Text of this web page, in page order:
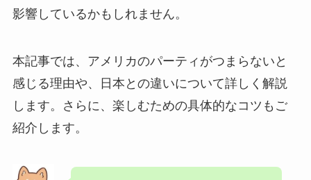
影響しているかもしれません。
本記事では、アメリカのパーティがつまらないと
感じる理由や、日本との違いについて詳しく解説
します。さらに、楽しむための具体的なコツもご
紹介します。